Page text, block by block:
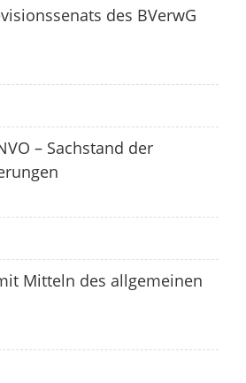
des BVerwG
– Sachstand der
Mitteln des allgemeinen